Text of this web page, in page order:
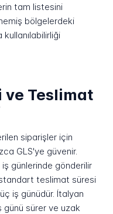
tam listesini
bölgelerdeki
Teslimat
siparişler için
GLS'ye güvenir.
günlerinde gönderilir
teslimat süresi
iş günüdür. İtalyan
sürer ve uzak